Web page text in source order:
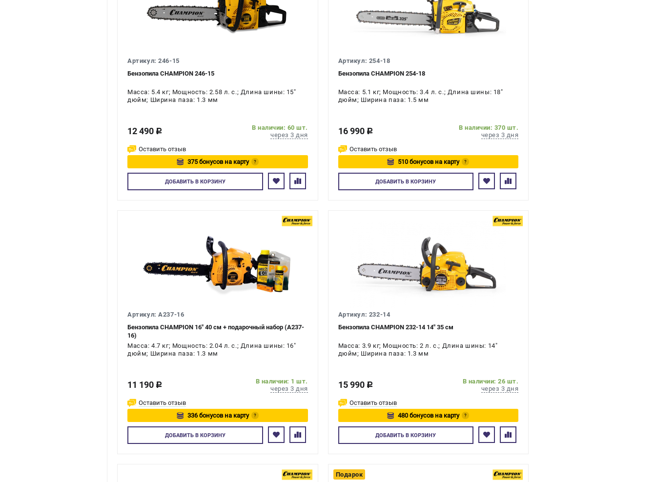
Артикул: 246-15
Бензопила CHAMPION 246-15
Масса: 5.4 кг; Мощность: 2.58 л. с.; Длина шины: 15"
дюйм; Ширина паза: 1.3 мм
12 490 c
В наличии: 60 шт.
через 3 дня
Оставить отзыв
375 бонусов на карту
?
Авторизуйтесь
ДОБАВИТЬВ КОРЗИНУ
Артикул: 254-18
Бензопила CHAMPION 254-18
Масса: 5.1 кг; Мощность: 3.4 л. с.; Длина шины: 18"
дюйм; Ширина паза: 1.5 мм
16 990 c
В наличии: 370 шт.
через 3 дня
Оставить отзыв
510 бонусов на карту
?
Авторизуйтесь
ДОБАВИТЬ В КОРЗИНУ
Артикул: A237-16
Бензопила CHAMPION 16" 40 см + подарочный набор (А237-
16)
Масса: 4.7 кг; Мощность: 2.04 л. с.; Длина шины: 16"
дюйм; Ширина паза: 1.3 мм
11 190 c
В наличии: 1 шт.
через 3 дня
Оставить отзыв
336 бонусов на карту
?
Авторизуйтесь
ДОБАВИТЬВ КОРЗИНУ
Артикул: 232-14
Бензопила CHAMPION 232-14 14" 35 см
Масса: 3.9 кг; Мощность: 2 л. с.; Длина шины: 14"
дюйм; Ширина паза: 1.3 мм
15 990 c
В наличии: 26 шт.
через 3 дня
Оставить отзыв
480 бонусов на карту
?
Авторизуйтесь
ДОБАВИТЬ В КОРЗИНУ
Подарок